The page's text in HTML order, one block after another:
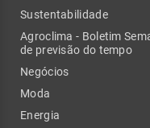
Sustentabilidade
Agroclima - Boletim
de previsão do tempo
Negócios
Moda
Energia